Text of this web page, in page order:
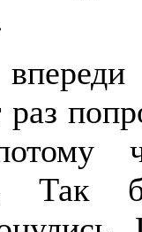
раз
Так